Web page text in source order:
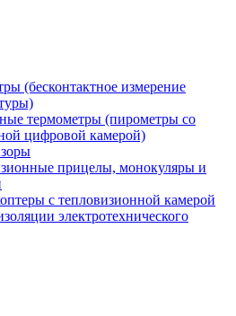
(бесконтактное измерение
термометры (пирометры со
цифровой камерой)
прицелы, монокуляры и
с тепловизионной камерой
электротехнического